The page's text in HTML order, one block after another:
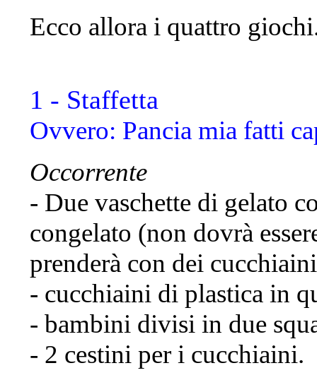
Ecco allora i quattro
1 - Staffetta
Ovvero: Pancia mia fatti
Occorrente
- Due vaschette di gelato
congelato (non dovrà
prenderà con dei
- cucchiaini di plastica in
- bambini divisi in due
- 2 cestini per i cucchiaini.